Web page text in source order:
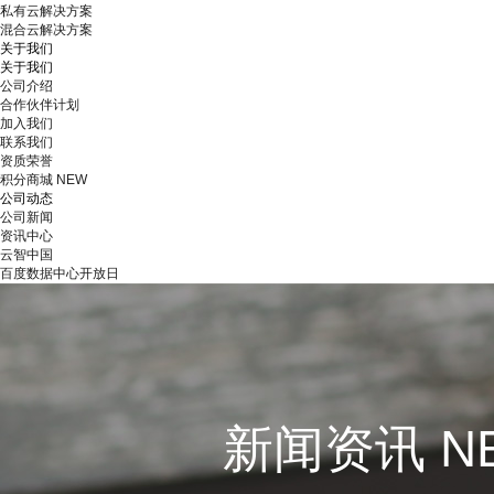
私有云解决方案
混合云解决方案
关于我们
关于我们
公司介绍
合作伙伴计划
加入我们
联系我们
资质荣誉
积分商城 NEW
公司动态
公司新闻
资讯中心
云智中国
百度数据中心开放日
新闻资讯